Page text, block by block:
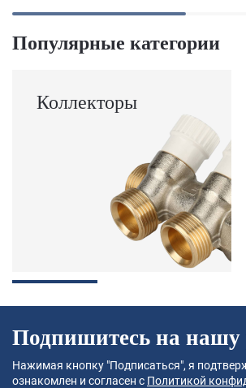
Популярные категории
Коллекторы
Подпишитесь на нашу
Нажимая кнопку "Подписаться", я
ознакомлен и согласен с Политикой